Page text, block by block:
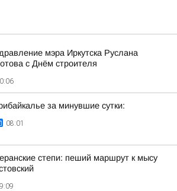
мэра Иркутска Руслана
с Днём строителя
за минувшие сутки:
08:01
степи: пеший маршрут к мысу